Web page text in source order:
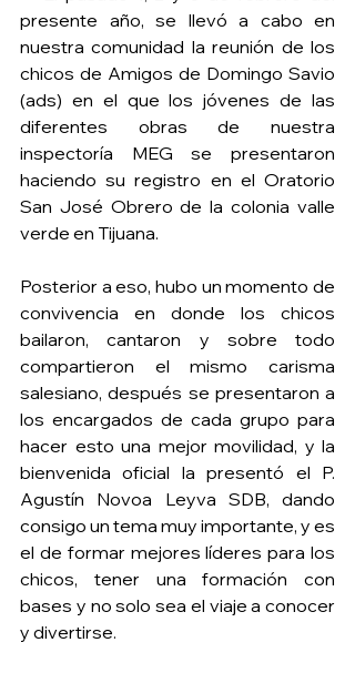
presente año, se llevó a cabo en
nuestra comunidad la reunión de los
chicos de Amigos de Domingo Savio
(ads) en el que los jóvenes de las
diferentes obras de nuestra
inspectoría MEG se presentaron
haciendo su registro en el Oratorio
San José Obrero de la colonia valle
verde en Tijuana.
Posterior a eso, hubo un momento de
convivencia en donde los chicos
bailaron, cantaron y sobre todo
compartieron el mismo carisma
salesiano, después se presentaron a
los encargados de cada grupo para
hacer esto una mejor movilidad, y la
bienvenida oficial la presentó el P.
Agustín Novoa Leyva SDB, dando
consigo un tema muy importante, y es
el de formar mejores líderes para los
chicos, tener una formación con
bases y no solo sea el viaje a conocer
y divertirse.